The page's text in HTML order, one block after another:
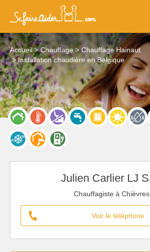
Accueil Chauffage
Chauffage Hainaut
Installation chaudière en Belgique
Julien Carlier LJ
Chauffagiste à Chièvres
Voir le téléphone